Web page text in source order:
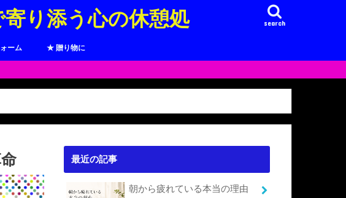
り添う心の休憩処 search
ーム ★ 贈り物に
最近の記事
朝から疲れている本当の理由